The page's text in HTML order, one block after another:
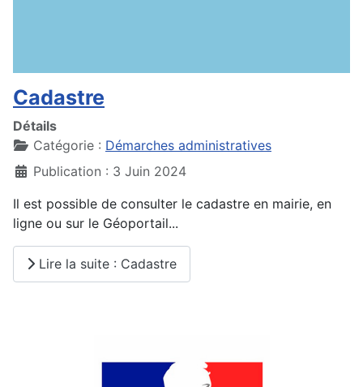
Cadastre
Détails
Catégorie : Démarches administratives
Publication : 3 Juin 2024
Il est possible de consulter le cadastre en mairie, en
ligne ou sur le Géoportail...
Lire la suite : Cadastre